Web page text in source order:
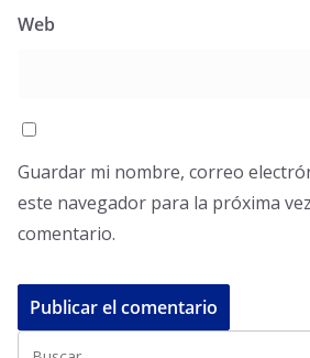
Web
Guardar mi nombre, correo
este navegador para la próxima
comentario.